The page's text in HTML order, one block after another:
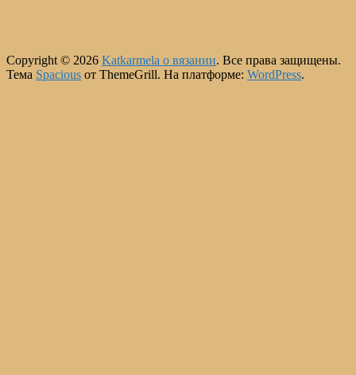
Copyright © 2026 Katkarmela о вязании. Все права защищены.
Тема Spacious от ThemeGrill. На платформе: WordPress.